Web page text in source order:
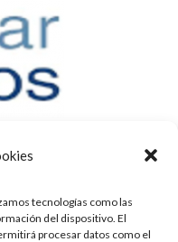
tecnologías como las
del dispositivo. El
procesar datos como el